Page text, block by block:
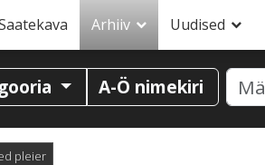
Arhiiv Uudised
A-Ö nimekiri
pleier